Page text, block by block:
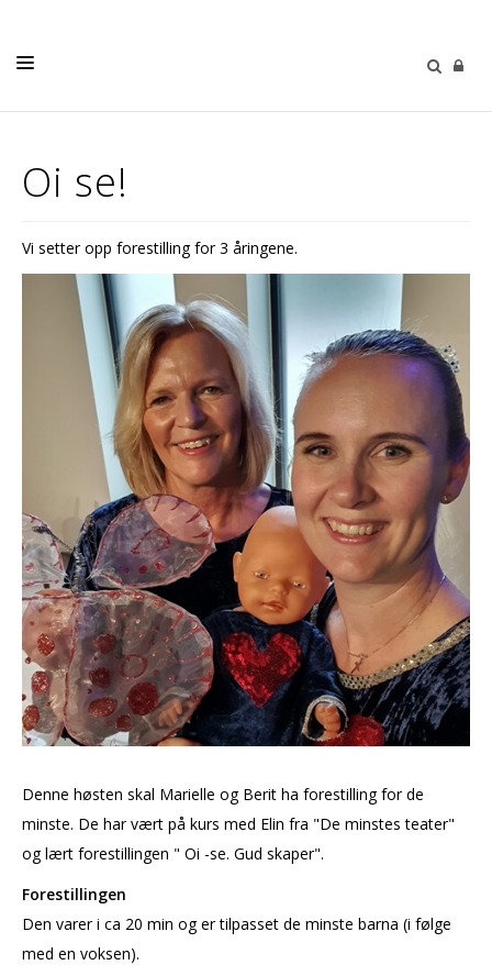
NYHETER
MENIGHETSBLADET
PÅMELDING
KONTAKT OSS
Oi se!
Vi setter opp forestilling for 3 åringene.
Denne høsten skal Marielle og Berit ha forestilling for de
minste. De har vært på kurs med Elin fra "De minstes teater"
og lært forestillingen " Oi -se. Gud skaper".
Forestillingen
Den varer i ca 20 min og er tilpasset de minste barna (i følge
med en voksen).